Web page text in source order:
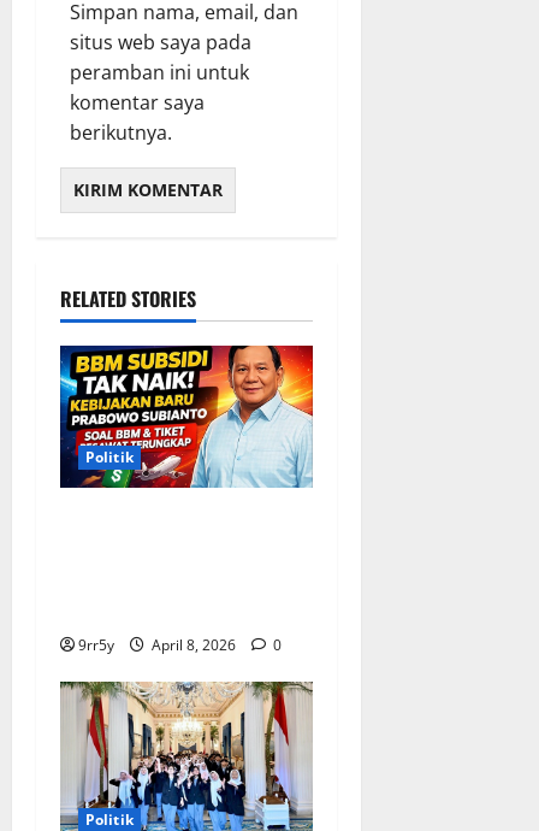
Simpan nama, email, dan
situs web saya pada
peramban ini untuk
komentar saya
berikutnya.
RELATED STORIES
Politik
9rr5y April 8, 2026 0
Politik